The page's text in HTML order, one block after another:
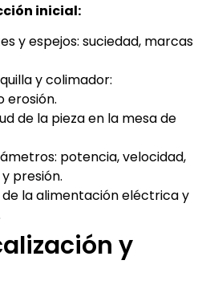
inicial:
y espejos: suciedad, marcas
y colimador:
erosión.
de la pieza en la mesa de
potencia, velocidad,
presión.
la alimentación eléctrica y
y